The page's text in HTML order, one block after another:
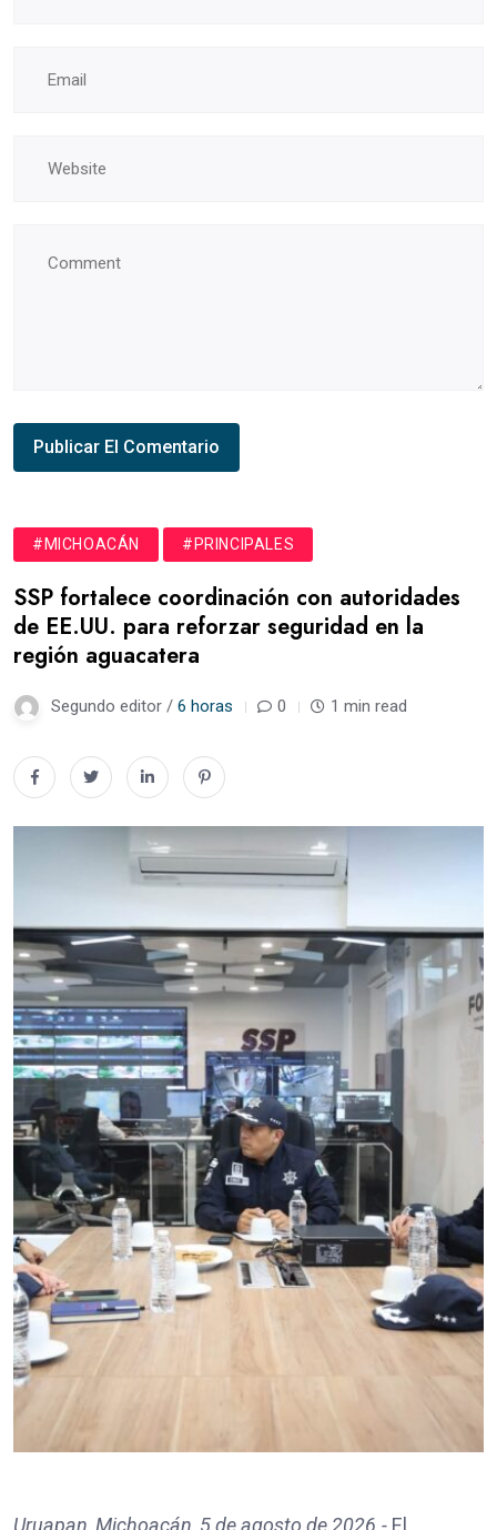
#MICHOACÁN #PRINCIPALES
SSP fortalece coordinación con autoridades
de EE.UU. para reforzar seguridad en la
región aguacatera
Segundo editor / 6 horas 0 1 min read
Uruapan, Michoacán, 5 de agosto de 2026.- El